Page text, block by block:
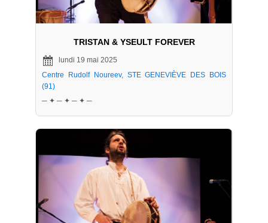
TRISTAN & YSEULT FOREVER
lundi 19 mai 2025
Centre Rudolf Noureev, STE GENEVIÈVE DES BOIS
(91)
─ ✦ ─ ✦ ─ ✦ ─